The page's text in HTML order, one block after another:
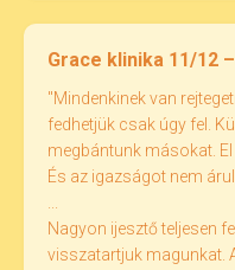
Grace klinika 11/12
"Mindenkinek van
fedhetjük csak úgy fel.
megbántunk másokat.
És az igazságot nem
Nagyon ijesztő teljesen
visszatartjuk magunkat.